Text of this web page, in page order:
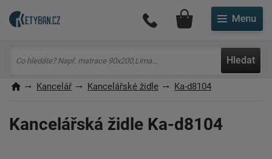
Hledat
Můj účet
Kancelář Kancelářské židle Ka-d8104
Kancelářská židle Ka-d8104